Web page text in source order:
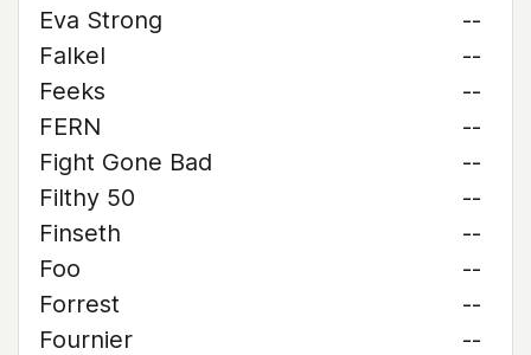
Eva Strong
--
Falkel
--
Feeks
--
FERN
--
Fight Gone Bad
--
Filthy 50
--
Finseth
--
Foo
--
Forrest
--
Fournier
--